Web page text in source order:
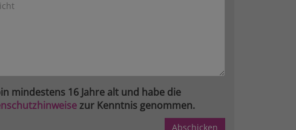
mindestens 16 Jahre alt und habe die
zur Kenntnis genommen.